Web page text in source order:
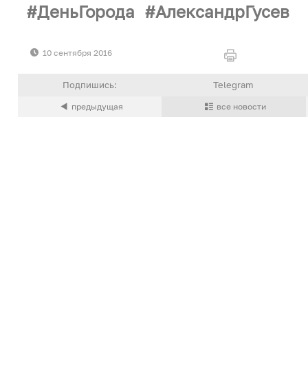
ДеньГорода АлександрГусев
10 сентября 2016